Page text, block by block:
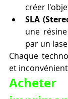
créer
SLA
une
par un
Chaque
et